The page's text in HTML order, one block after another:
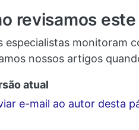
revisamos
especialistas monitoram
nossos artigos
atual
e-mail ao autor desta